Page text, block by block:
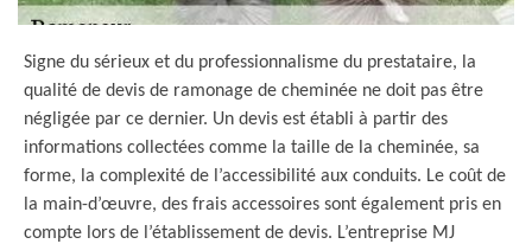
Signe du sérieux et du professionnalisme du prestataire, la
qualité de devis de ramonage de cheminée ne doit pas être
négligée par ce dernier. Un devis est établi à partir des
informations collectées comme la taille de la cheminée, sa
forme, la complexité de l’accessibilité aux conduits. Le coût de
la main-d’œuvre, des frais accessoires sont également pris en
compte lors de l’établissement de devis. L’entreprise MJ